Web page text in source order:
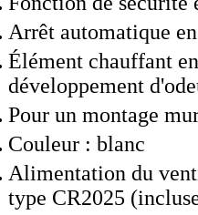
Arrêt automatique
Élément chauffant
développement
Pour un montage
Couleur : blanc
Alimentation du
type CR2025